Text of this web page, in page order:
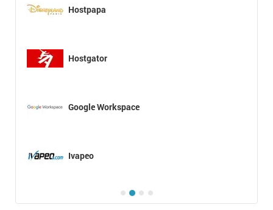
Hostpapa
Hostgator
Google Workspace
Ivapeo